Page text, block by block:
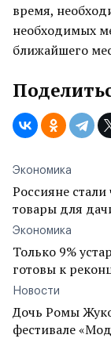
время,
необходимых
ближайшего
Экономика
Россияне
товары для
Экономика
Только 9%
готовы к
Новости
Дочь Ромы
фестивале